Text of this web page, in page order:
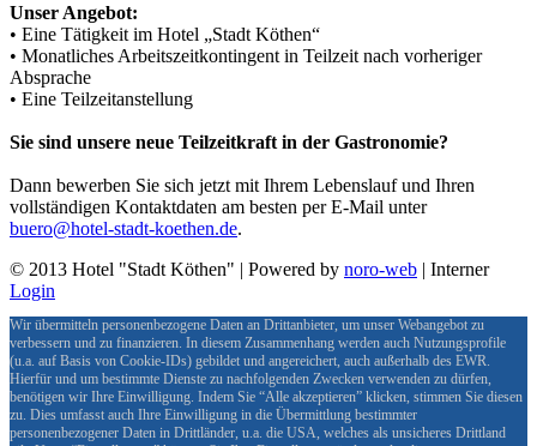
Unser Angebot:
• Eine Tätigkeit im Hotel „Stadt Köthen“
• Monatliches Arbeitszeitkontingent in Teilzeit nach vorheriger
Absprache
• Eine Teilzeitanstellung
Sie sind unsere neue Teilzeitkraft in der Gastronomie?
Dann bewerben Sie sich jetzt mit Ihrem Lebenslauf und Ihren
vollständigen Kontaktdaten am besten per E-Mail unter
buero@hotel-stadt-koethen.de.
© 2013 Hotel "Stadt Köthen" | Powered by noro-web | Interner
Login
Wir übermitteln personenbezogene Daten an Drittanbieter, um unser Webangebot zu
verbessern und zu finanzieren. In diesem Zusammenhang werden auch Nutzungsprofile
(u.a. auf Basis von Cookie-IDs) gebildet und angereichert, auch außerhalb des EWR.
Hierfür und um bestimmte Dienste zu nachfolgenden Zwecken verwenden zu dürfen,
benötigen wir Ihre Einwilligung. Indem Sie “Alle akzeptieren” klicken, stimmen Sie diesen
zu. Dies umfasst auch Ihre Einwilligung in die Übermittlung bestimmter
personenbezogener Daten in Drittländer, u.a. die USA, welches als unsicheres Drittland